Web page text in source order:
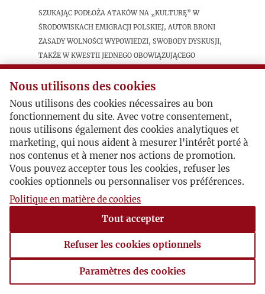
Szukając podłoża ataków na „Kulturę” w
środowiskach emigracji polskiej, autor broni
zasady wolności wypowiedzi, swobody dyskusji,
także w kwestii jednego obowiązującego
„standartu patriotycznego i
niepodległościowego”.
Nous utilisons des cookies
Nous utilisons des cookies nécessaires au bon
fonctionnement du site. Avec votre consentement,
nous utilisons également des cookies analytiques et
marketing, qui nous aident à mesurer l'intérêt porté à
nos contenus et à mener nos actions de promotion.
Vous pouvez accepter tous les cookies, refuser les
cookies optionnels ou personnaliser vos préférences.
Politique en matière de cookies
Tout accepter
Refuser les cookies optionnels
Paramètres des cookies
Paramètres des cookies